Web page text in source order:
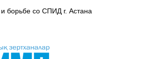
борьбе со СПИД г. Астана